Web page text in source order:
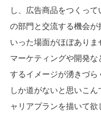
し、広告商品をつくっ
の部門と交流する機会
いった場面がほぼあり
マーケティングや開発
するイメージが湧きづ
しか道がないと思いこ
ャリアプランを描いて欲